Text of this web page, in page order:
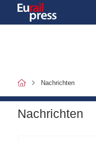
Nachrichten
Nachrichten